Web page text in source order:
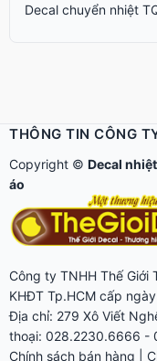
Decal chuyển nhiệt
THÔNG TIN CÔNG
Copyright © Decal nhiệt
áo
Công ty TNHH Thế Giới
KHĐT Tp.HCM cấp
Địa chỉ: 279 Xô Viết
thoại: 028.2230.6666 -
Chính sách bán hàng